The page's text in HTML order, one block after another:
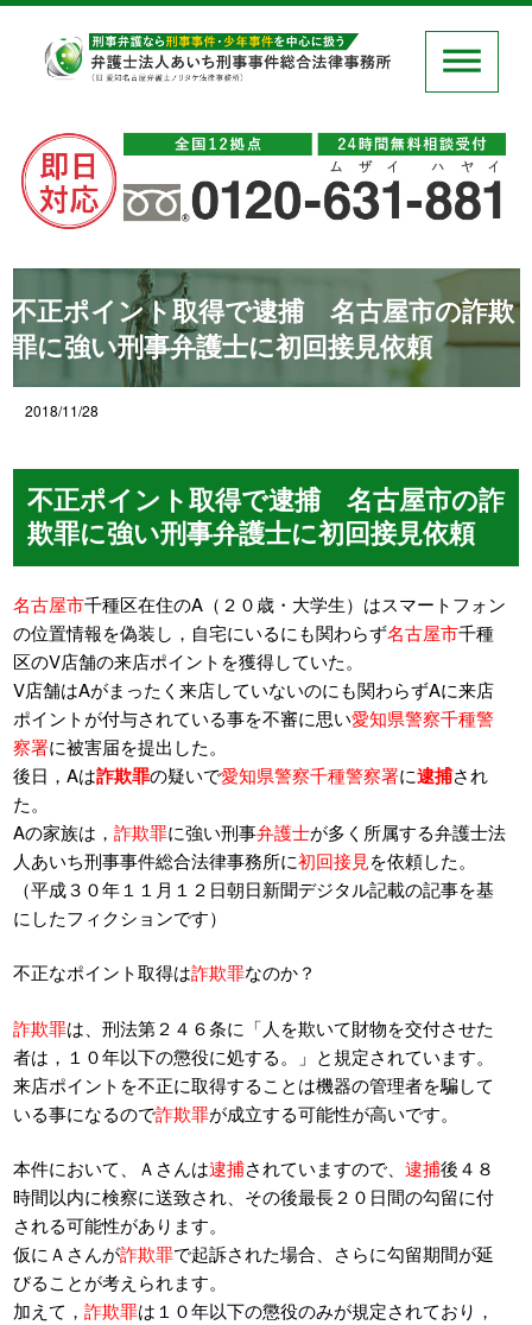
不正ポイント取得で逮捕 名古屋市の詐欺
罪に強い刑事弁護士に初回接見依頼
2018/11/28
不正ポイント取得で逮捕 名古屋市の詐
欺罪に強い刑事弁護士に初回接見依頼
名古屋市千種区在住のA（２０歳・大学生）はスマートフォン
の位置情報を偽装し，自宅にいるにも関わらず名古屋市千種
区のV店舗の来店ポイントを獲得していた。
V店舗はAがまったく来店していないのにも関わらずAに来店
ポイントが付与されている事を不審に思い愛知県警察千種警
察署に被害届を提出した。
後日，Aは詐欺罪の疑いで愛知県警察千種警察署に逮捕され
た。
Aの家族は，詐欺罪に強い刑事弁護士が多く所属する弁護士法
人あいち刑事事件総合法律事務所に初回接見を依頼した。
（平成３０年１１月１２日朝日新聞デジタル記載の記事を基
にしたフィクションです）
不正なポイント取得は詐欺罪なのか？
詐欺罪は、刑法第２４６条に「人を欺いて財物を交付させた
者は，１０年以下の懲役に処する。」と規定されています。
来店ポイントを不正に取得することは機器の管理者を騙して
いる事になるので詐欺罪が成立する可能性が高いです。
本件において、Ａさんは逮捕されていますので、逮捕後４８
時間以内に検察に送致され、その後最長２０日間の勾留に付
される可能性があります。
仮にＡさんが詐欺罪で起訴された場合、さらに勾留期間が延
びることが考えられます。
加えて，詐欺罪は１０年以下の懲役のみが規定されており，